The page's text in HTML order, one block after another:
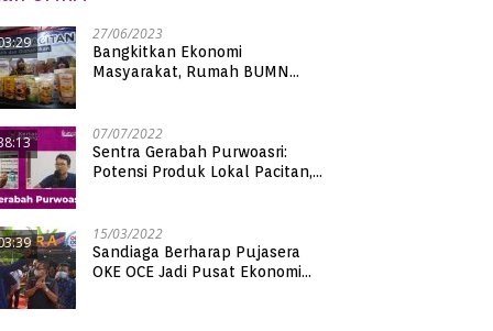
27/06/2023
Bangkitkan Ekonomi
Masyarakat, Rumah BUMN
07/07/2022
Sentra Gerabah Purwoasri:
Potensi Produk Lokal Pacitan,
15/03/2022
Sandiaga Berharap Pujasera
OKE OCE Jadi Pusat Ekonomi